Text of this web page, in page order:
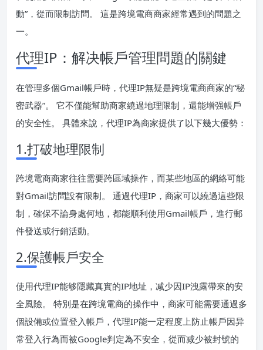
動”，從而限制訪問。 這是跨境電商商家經常遇到的問題之
一。
代理IP：解决帳戶管理問題的關鍵
在管理多個Gmail帳戶時，代理IP無疑是跨境電商商家的“秘
密武器”。 它不僅能幫助商家繞過地理限制，還能增强帳戶
的安全性。 具體來說，代理IP為商家提供了以下幾大優勢：
1.打破地理限制
跨境電商商家往往需要跨區域操作，而某些地區的網絡可能
對Gmail訪問設有限制。 通過代理IP，商家可以繞過這些限
制，確保不論身處何地，都能順利使用Gmail帳戶，進行郵
件發送或行銷活動。
2.保護帳戶安全
使用代理IP能够隱藏真實的IP地址，减少因IP洩露帶來的安
全風險。 特別是在跨境電商的操作中，商家可能需要通過多
個設備或位置登入帳戶，代理IP能一定程度上防止帳戶因异
常登入行為而被Google判定為不安全，從而减少被封號的